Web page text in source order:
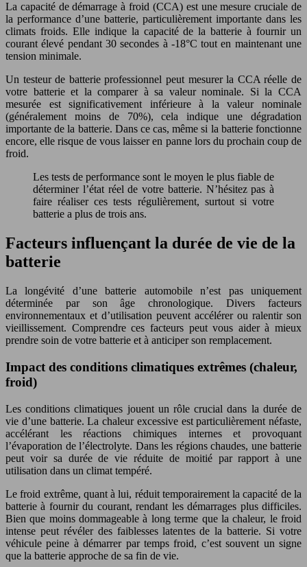
La capacité de démarrage à froid (CCA) est une mesure cruciale de
la performance d’une batterie, particulièrement importante dans les
climats froids. Elle indique la capacité de la batterie à fournir un
courant élevé pendant 30 secondes à -18°C tout en maintenant une
tension minimale.
Un testeur de batterie professionnel peut mesurer la CCA réelle de
votre batterie et la comparer à sa valeur nominale. Si la CCA
mesurée est significativement inférieure à la valeur nominale
(généralement moins de 70%), cela indique une dégradation
importante de la batterie. Dans ce cas, même si la batterie fonctionne
encore, elle risque de vous laisser en panne lors du prochain coup de
froid.
Les tests de performance sont le moyen le plus fiable de
déterminer l’état réel de votre batterie. N’hésitez pas à
faire réaliser ces tests régulièrement, surtout si votre
batterie a plus de trois ans.
Facteurs influençant la durée de vie de la
batterie
La longévité d’une batterie automobile n’est pas uniquement
déterminée par son âge chronologique. Divers facteurs
environnementaux et d’utilisation peuvent accélérer ou ralentir son
vieillissement. Comprendre ces facteurs peut vous aider à mieux
prendre soin de votre batterie et à anticiper son remplacement.
Impact des conditions climatiques extrêmes (chaleur,
froid)
Les conditions climatiques jouent un rôle crucial dans la durée de
vie d’une batterie. La chaleur excessive est particulièrement néfaste,
accélérant les réactions chimiques internes et provoquant
l’évaporation de l’électrolyte. Dans les régions chaudes, une batterie
peut voir sa durée de vie réduite de moitié par rapport à une
utilisation dans un climat tempéré.
Le froid extrême, quant à lui, réduit temporairement la capacité de la
batterie à fournir du courant, rendant les démarrages plus difficiles.
Bien que moins dommageable à long terme que la chaleur, le froid
intense peut révéler des faiblesses latentes de la batterie. Si votre
véhicule peine à démarrer par temps froid, c’est souvent un signe
que la batterie approche de sa fin de vie.